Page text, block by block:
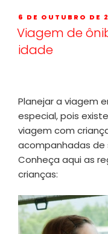
6 DE OUTUBRO DE
Viagem de
idade
Planejar a viagem
especial, pois
viagem com
acompanhadas de
Conheça aqui as
crianças: